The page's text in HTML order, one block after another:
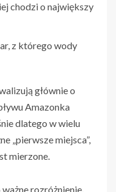
chodzi o największy
z którego wody
głównie o
Amazonka
dlatego w wielu
„pierwsze miejsca”,
mierzone.
rozróżnienie.